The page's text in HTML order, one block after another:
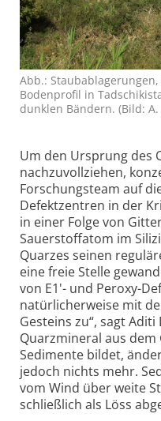
Abb.:
Bodenprofil in
dunklen Bändern. (Bild:
Um den Ursprung des
nachzuvollziehen,
Forschungsteam auf
Defektzentren in der
in einer Folge von
Sauerstoffatom im
Quarzes seinen
eine freie Stelle
von E1'- und Peroxy-
natürlicherweise mit
Gesteins zu“, sagt Aditi
Quarzmineral aus
Sedimente bildet,
jedoch nichts mehr.
vom Wind über weite
schließlich als Löss